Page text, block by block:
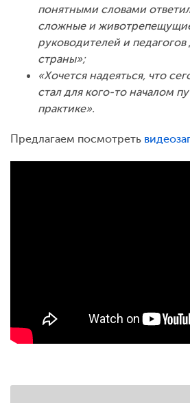
понятными словами
сложные и
руководителей и педагогов
страны»;
«Хочется надеяться, что
стал для кого-то началом
практике».
Предлагаем посмотреть